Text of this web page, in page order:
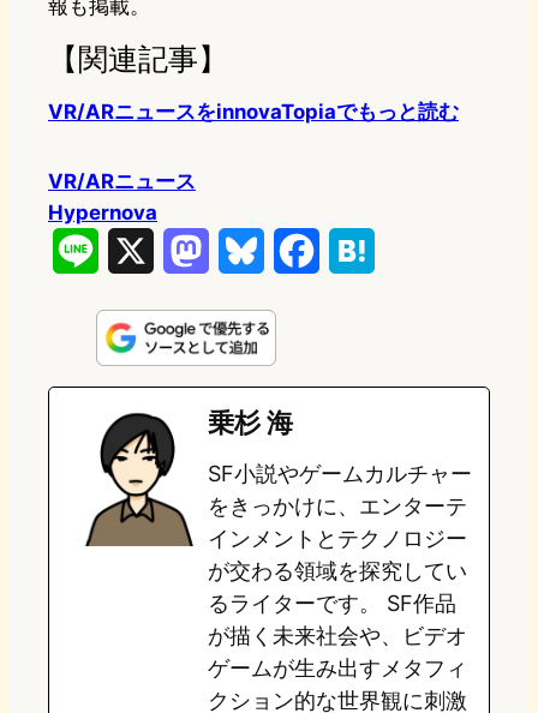
報も掲載。
【関連記事】
VR/ARニュースをinnovaTopiaでもっと読む
VR/ARニュース
Hypernova
n
e
s
t
o
d
o
n
u
e
s
k
y
e
o
o
k
e
a
乗杉 海
SF小説やゲームカルチャー
をきっかけに、エンターテ
インメントとテクノロジー
が交わる領域を探究してい
るライターです。 SF作品
が描く未来社会や、ビデオ
ゲームが生み出すメタフィ
クション的な世界観に刺激